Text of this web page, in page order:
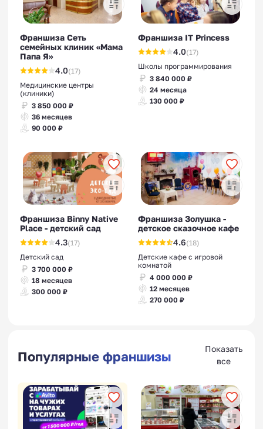
Франшиза Сеть
семейных клиник «Мама
Папа Я»
4.0(17)
Медицинские центры
(клиники)
3 850 000 ₽
36 месяцев
90 000 ₽
Франшиза IT Princess
4.0(17)
Школы программирования
3 840 000 ₽
24 месяца
130 000 ₽
Франшиза Binny Native
Place - детский сад
4.3(17)
Детский сад
3 700 000 ₽
18 месяцев
300 000 ₽
Франшиза Золушка -
детское сказочное кафе
4.6(18)
Детские кафе с игровой
комнатой
4 000 000 ₽
12 месяцев
270 000 ₽
Популярные франшизы
Показать
все